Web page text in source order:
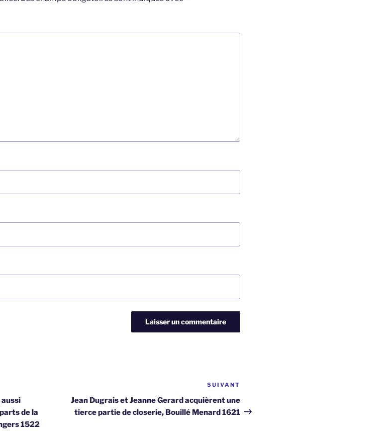
de la
1522
suivant
SUIVANT
Jean Dugrais et Jeanne Gerard acquièrent une
tierce partie de closerie, Bouillé Menard 1621